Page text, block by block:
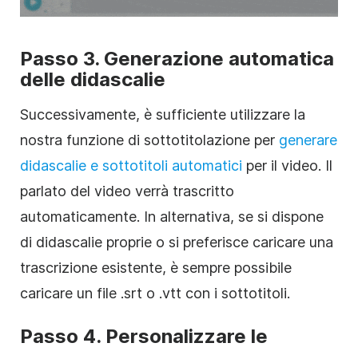
Passo 3. Generazione automatica
delle didascalie
Successivamente, è sufficiente utilizzare la
nostra funzione di sottotitolazione per generare
didascalie e sottotitoli automatici per il video. Il
parlato del video verrà trascritto
automaticamente. In alternativa, se si dispone
di didascalie proprie o si preferisce caricare una
trascrizione esistente, è sempre possibile
caricare un file .srt o .vtt con i sottotitoli.
Passo 4. Personalizzare le